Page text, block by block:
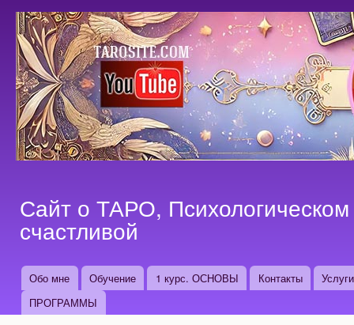
Сайт о ТАРО,
счастливой
Основные ссылки
Обо мне Обучение 1 курс. ОСНОВЫ Контакты
Услуги
ПРОГРАММЫ